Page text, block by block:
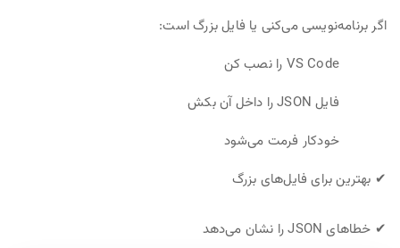
اگر برنامه‌نویسی می‌کنی یا فایل بزرگ است:
VS Code را نصب کن
فایل JSON را داخل آن بکش
خودکار فرمت می‌شود
✔ بهترین برای فایل‌های بزرگ
✔ خطاهای JSON را نشان می‌دهد